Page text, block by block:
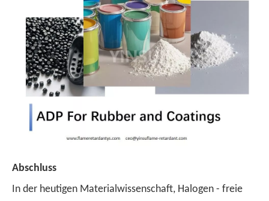
Abschluss
In der heutigen Materialwissenschaft, Halogen - freie